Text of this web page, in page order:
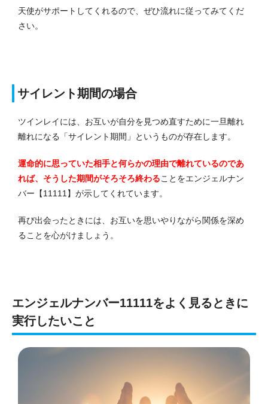
天使がサポートしてくれるので、ぜひ流れに従ってみてくだ
さい。
サイレント期間の場合
ツインレイには、お互いが自分を見つめ直すために一旦離れ
離れになる「サイレント期間」というものが存在します。
運命的に思っていた相手と何らかの理由で離れているのであ
れば、そうした期間がそろそろ終わることをエンジェルナン
バー【11111】が示してくれています。
再び出会ったときには、お互いを思いやりながら関係を深め
ることを心がけましょう。
エンジェルナンバー11111をよく見るときに
実行したいこと